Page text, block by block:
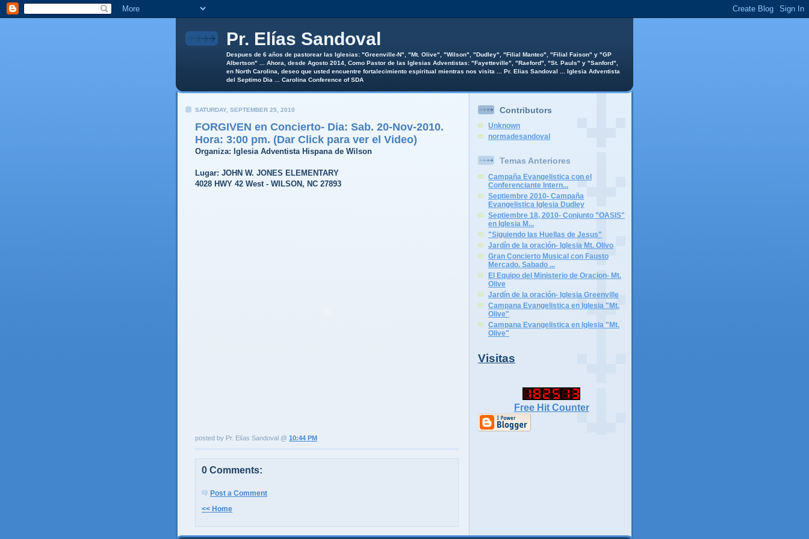
Pr. Elías Sandoval
Despues de 6 años de pastorear las Iglesias: "Greenville-N", "Mt. Olive", "Wilson", "Dudley", "Filial Manteo", "Filial Faison" y "GP
Albertson" ... Ahora, desde Agosto 2014, Como Pastor de las Iglesias Adventistas: "Fayetteville", "Raeford", "St. Pauls" y "Sanford",
en North Carolina, deseo que usted encuentre fortalecimiento espiritual mientras nos visita ... Pr. Elias Sandoval ... Iglesia Adventista
del Septimo Dia ... Carolina Conference of SDA
SATURDAY, SEPTEMBER 25, 2010
FORGIVEN en Concierto- Dia: Sab. 20-Nov-2010.
Hora: 3:00 pm. (Dar Click para ver el Video)
Organiza: Iglesia Adventista Hispana de Wilson
Lugar: JOHN W. JONES ELEMENTARY
4028 HWY 42 West - WILSON, NC 27893
posted by Pr. Elías Sandoval @ 10:44 PM
0 Comments:
Post a Comment
<< Home
Contributors
Unknown
normadesandoval
Temas Anteriores
Campaña Evangelistica con el
Conferenciante Intern...
Septiembre 2010- Campaña
Evangelistica Iglesia Dudley
Septiembre 18, 2010- Conjunto "OASIS"
en Iglesia M...
"Siguiendo las Huellas de Jesus"
Jardín de la oración- Iglesia Mt. Olivo
Gran Concierto Musical con Fausto
Mercado. Sabado ...
El Equipo del Ministerio de Oracion- Mt.
Olive
Jardín de la oración- Iglesia Greenville
Campana Evangelistica en Iglesia "Mt.
Olive"
Campana Evangelistica en Iglesia "Mt.
Olive"
Visitas
Free Hit Counter